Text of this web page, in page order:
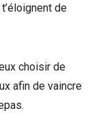
de
choisir de
afin de vaincre